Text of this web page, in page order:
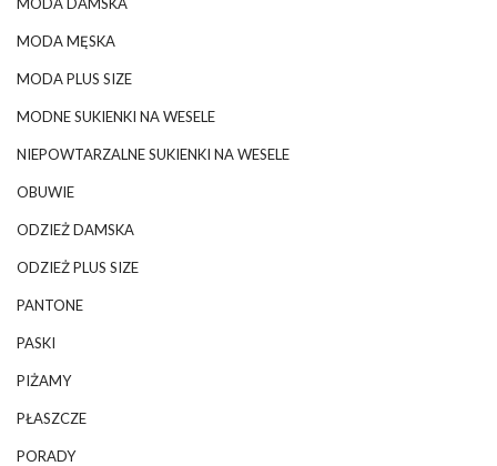
MODA MĘSKA
MODA PLUS SIZE
MODNE SUKIENKI NA WESELE
NIEPOWTARZALNE SUKIENKI NA WESELE
OBUWIE
ODZIEŻ DAMSKA
ODZIEŻ PLUS SIZE
PANTONE
PASKI
PIŻAMY
PŁASZCZE
PORADY